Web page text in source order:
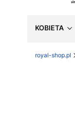
KOBIETA
royal-shop.pl